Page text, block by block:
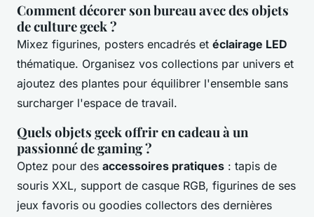
Comment décorer son bureau avec des objets
de culture geek ?
Mixez figurines, posters encadrés et éclairage LED
thématique. Organisez vos collections par univers et
ajoutez des plantes pour équilibrer l'ensemble sans
surcharger l'espace de travail.
Quels objets geek offrir en cadeau à un
passionné de gaming ?
Optez pour des accessoires pratiques : tapis de
souris XXL, support de casque RGB, figurines de ses
jeux favoris ou goodies collectors des dernières